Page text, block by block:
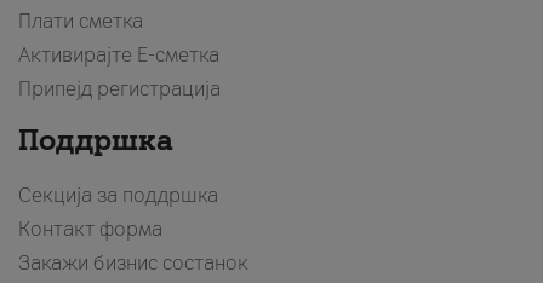
Плати сметка
Активирајте Е-сметка
Припејд регистрација
Поддршка
Секција за поддршка
Контакт форма
Закажи бизнис состанок